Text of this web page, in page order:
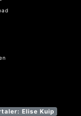
Elise Kuip